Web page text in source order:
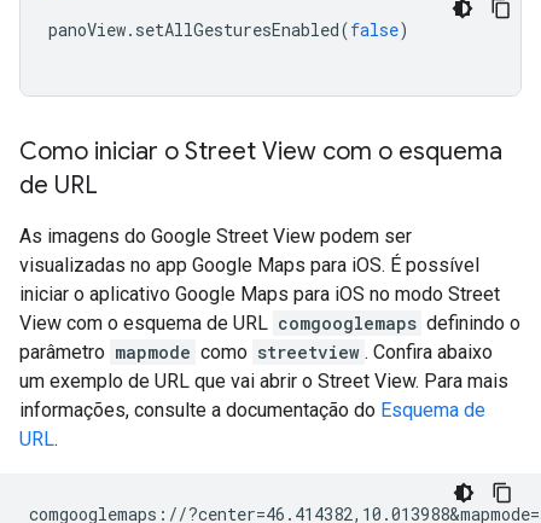
panoView. setAllGesturesEnabled(false)
Como iniciar o Street View com o esquema
de URL
As imagens do Google Street View podem ser
visualizadas no app Google Maps para iOS. É possível
iniciar o aplicativo Google Maps para iOS no modo Street
View com o esquema de URL comgooglemaps definindo o
parâmetro mapmode como streetview . Confira abaixo
um exemplo de URL que vai abrir o Street View. Para mais
informações, consulte a documentação do Esquema de
URL.